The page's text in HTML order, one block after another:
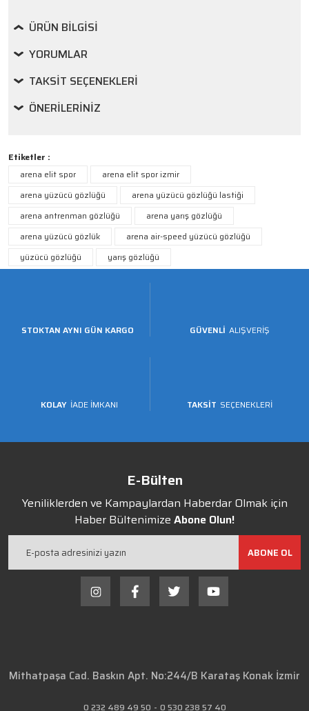
ÜRÜN BILGISI
YORUMLAR
TAKSIT SEÇENEKLERI
ÖNERILERINIZ
Etiketler :
arena elit spor
arena elit spor izmir
arena yüzücü gözlüğü
arena yüzücü gözlüğü lastiği
arena antrenman gözlüğü
arena yarış gözlüğü
arena yüzücü gözlük
arena air-speed yüzücü gözlüğü
yüzücü gözlüğü
yarış gözlüğü
STOKTAN AYNI GÜN KARGO GÜVENLİ ALIŞVERİŞ
KOLAY İADE İMKANI TAKSİT SEÇENEKLERİ
E-Bülten
Yeniliklerden ve Kampaylardan Haberdar Olmak için
Haber Bültenimize Abone Olun!
ABONE OL
Mithatpaşa Cad. Baskın Apt. No:244/B Karataş Konak İzmir
0 232 489 49 50 - 0 530 238 57 40